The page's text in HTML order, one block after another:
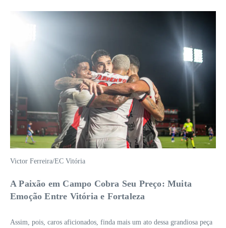
Victor Ferreira/EC Vitória
A Paixão em Campo Cobra Seu Preço: Muita
Emoção Entre Vitória e Fortaleza
Assim, pois, caros aficionados, finda mais um ato dessa grandiosa peça